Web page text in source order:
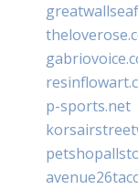
p-sports.net